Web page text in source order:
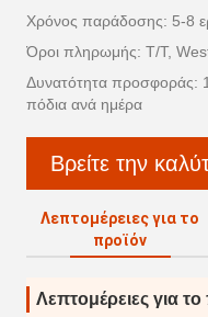
Χρόνος παράδοσης: 5-8
Όροι πληρωμής: T/T,
Δυνατότητα προσφοράς:
πόδια ανά ημέρα
Βρείτε την
Λεπτομέρειες για το
προϊόν
Λεπτομέρειες για